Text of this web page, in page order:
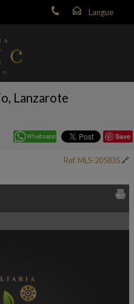
Lanzarote
Save
Ref. MLS-205835🔗